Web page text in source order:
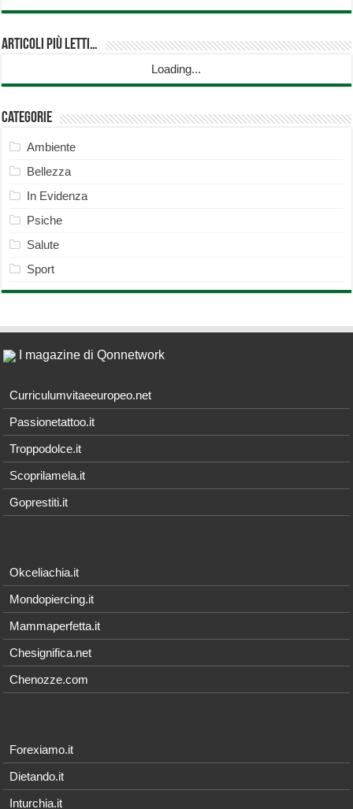
Articoli più Letti…
Loading...
Categorie
Ambiente
Bellezza
In Evidenza
Psiche
Salute
Sport
I magazine di Qonnetwork
Curriculumvitaeeuropeo.net
Passionetattoo.it
Troppodolce.it
Scoprilamela.it
Goprestiti.it
Okceliachia.it
Mondopiercing.it
Mammaperfetta.it
Chesignifica.net
Chenozze.com
Forexiamo.it
Dietando.it
Inturchia.it